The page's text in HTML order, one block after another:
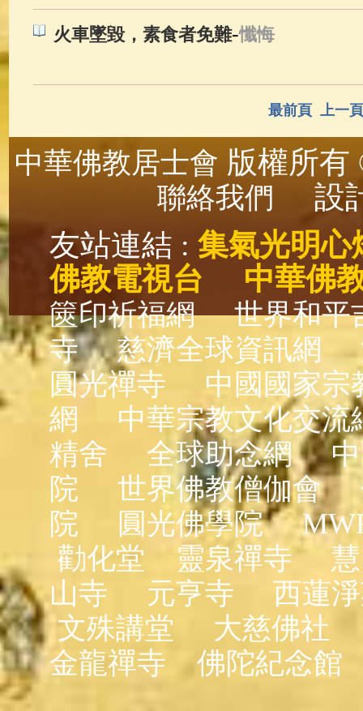
火車墜毀，素食者免難-懺悔
最前頁 上一頁
中華佛教居士會 版權所
聯絡我們
設
友站連結 : 集氣光明心
佛教電視台
中華佛
篋印祈福網
世界和平
寺
慈濟全球資訊網
圓光禪寺
中國國家宗
網
中華宗教文化交流
精舍
全球助念網
院
世界佛教僧伽會
院
圓光佛學院
勸化堂
靈泉禪寺
山寺
元亨寺
西蓮
文殊講堂
大慈佛社
金龍禪寺
佛陀紀念館